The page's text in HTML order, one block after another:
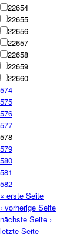
22654
22655
22656
22657
22658
22659
22660
574
575
576
577
578
579
580
581
582
« erste Seite
‹ vorherige Seite
nächste Seite ›
letzte Seite